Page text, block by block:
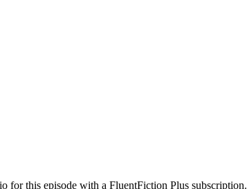
for this episode with a FluentFiction Plus subscription.